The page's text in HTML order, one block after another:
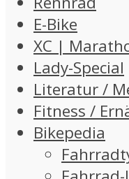
E-Bike
XC |
Lady-Special
Literatur /
Fitness /
Bikepedia